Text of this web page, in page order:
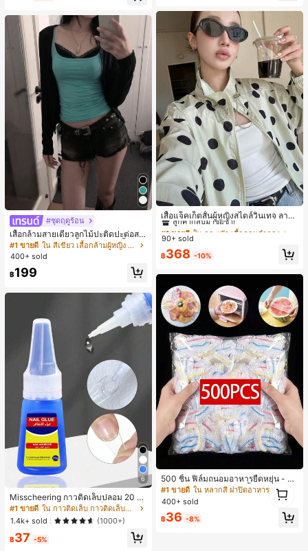
13/14/15/16 Pro Max Plus, ดีไซน์หรู
ขวัญในอุดมคติสำหรับคริสต์มาส, วันว
าเลนไทน์, อีสเตอร์, ฤดูแต่งงานและวันเ
กิดสำหรับแฟนสาว
#ชุดฤดูร้อน
เสื้อกล้ามสายเดี่ยวลูกไม้ปะติดปะต่อสไ
ตล์เกาหลี, สุนทรียศาสตร์ Y2K, เสื้อผ้าส
ตรีทแวร์ลำลองฤดูร้อน
#1 ขายดี
ใน สีเขียว เสื้อกล้ามผู้หญิง & Camis
400+ sold
฿199
6
Misscheering กาวติดเล็บปลอม 20 กรั
ม แรงยึดสูง เจลสติกเกอร์เล็บนุ่ม แห้งเร็
ว เหมาะสำหรับผู้เริ่มต้นทำเล็บ ติดทนน
าน
#1 ขายดี
ใน กาวติดเล็บ กาวติดเล็บและสารยึดติด
1.4k+ sold
(1000+)
฿37 -5%
ลางแจ้ง ท่องเที่ยว และออกไปข้างนอก
(พร้อมจี้ห้อย)
เสื้อแจ็คเก็ตสั้นผู้หญิงสไตล์วินเทจ ลายจุ
ดขนาดใหญ่ คอตั้ง เอวเข้ารูป แขนพอง
ทรงหลวม แฟชั่นอเนกประสงค์ สำหรับใ
ส่ประจำวันและไปเที่ยวพักผ่อน
#1 ขายดี
ใน กระเป๋า เสื้อคลุมลำลอง
ลูกค้ากลับมาซื้อซ้ำ!
#1 ขายดี ใน กระเป๋า เสื้อคลุมลำลอง
ลูกค้ากลับมาซื้อซ้ำ!
#1 ขายดี ใน กระเป๋า เสื้อคลุมลำลอง
ลูกค้ากลับมาซื้อซ้ำ!
#1 ขายดี
ใน กระเป๋า เสื้อคลุมลำลอง
90+ sold
฿368 -10%
500 ชิ้น ฟิล์มถนอมอาหารยืดหยุ่น - ฝา
ครอบจานใสยืดหยุ่น, ใช้ซ้ำได้, หลากห
ลายฟังก์ชัน, ไม่มีกลิ่น, ป้องกันฝุ่น เหมา
ะสำหรับบ้าน, ร้านอาหาร, ปิกนิก - เหม
าะกับขนาดจานทุกขนาด, สิ่งจำเป็นสำ
หรับปิกนิก | ฟิล์มบรรจุภัณฑ์ตกแต่ง | ฟิ
#1 ขายดี ใน หลากสี ฝาปิดอาหาร
400+ sold
฿36 -8%